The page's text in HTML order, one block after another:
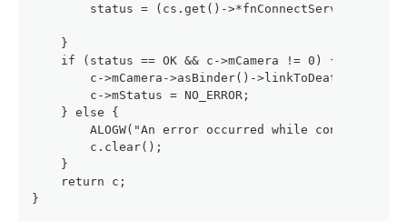
status = (cs.get()->*fnConnectService)(cl,
    }
    if (status == OK && c->mCamera != 0) {
        c->mCamera->asBinder()->linkToDeath(c);
        c->mStatus = NO_ERROR;
    } else {
ALOGW("An error occurred while connecting
        c.clear();
    }
    return c;
}